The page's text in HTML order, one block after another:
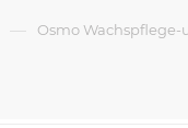
— Osmo